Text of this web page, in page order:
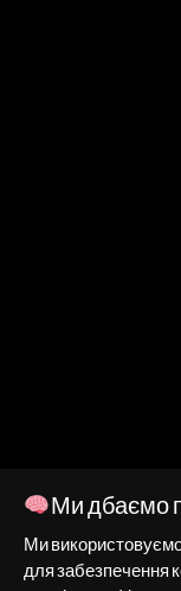
Ми дбаємо
Ми використовуємо
для забезпечення